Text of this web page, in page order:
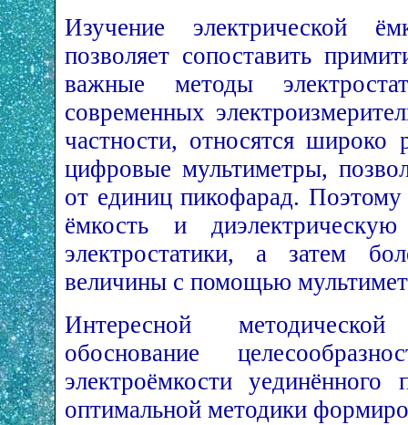
Изучение электрической
позволяет сопоставить
важные методы
современных
частности, относятся широко
цифровые мультиметры,
от единиц пикофарад.
ёмкость и диэлектрическую
электростатики, а затем
величины с помощью
Интересной
обоснование
электроёмкости уединённого
оптимальной методики